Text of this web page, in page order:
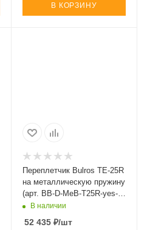
В КОРЗИНУ
Переплетчик Bulros TE-25R
на металлическую пружину
(арт. BB-D-MeB-T25R-yes-
rou-El)
В наличии
52 435₽/шт